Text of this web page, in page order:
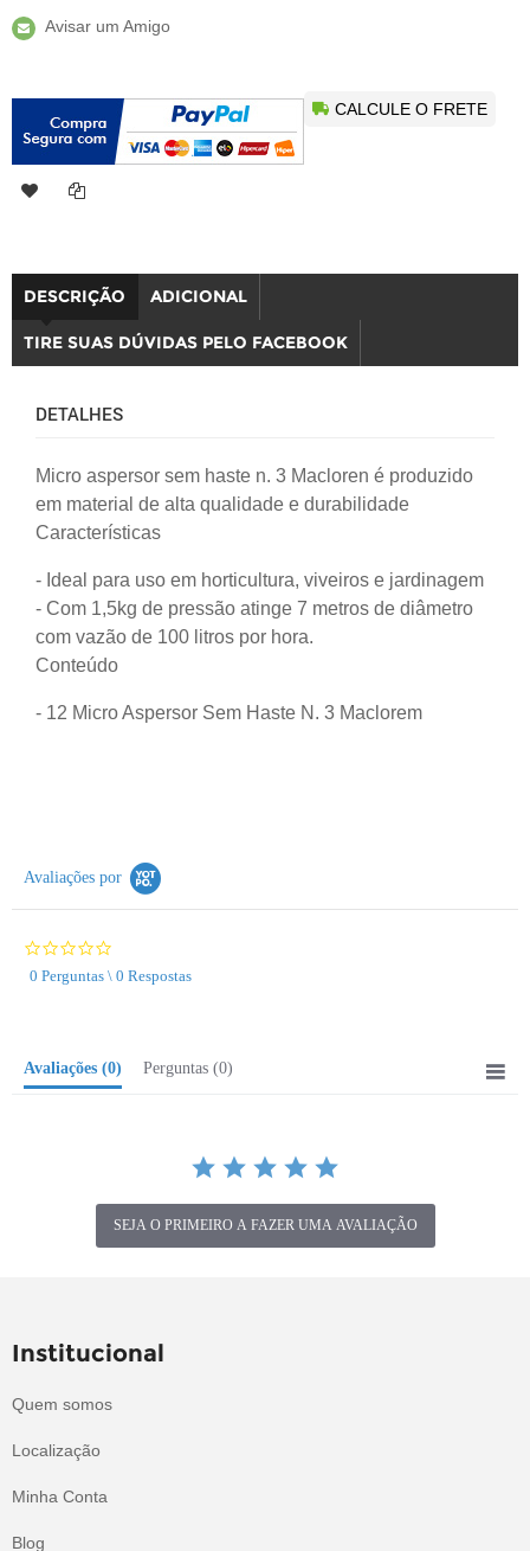
Avisar um Amigo
CALCULE O FRETE
DESCRIÇÃO ADICIONAL
TIRE SUAS DÚVIDAS PELO FACEBOOK
DETALHES
Micro aspersor sem haste n. 3 Macloren é produzido
em material de alta qualidade e durabilidade
Características
- Ideal para uso em horticultura, viveiros e jardinagem
- Com 1,5kg de pressão atinge 7 metros de diâmetro
com vazão de 100 litros por hora.
Conteúdo
- 12 Micro Aspersor Sem Haste N. 3 Maclorem
Avaliações por
star
0 Perguntas \ 0 Respostas
Avaliações (0) Perguntas (0)
SEJA O PRIMEIRO A FAZER UMA AVALIAÇÃO
Institucional
Quem somos
Localização
Minha Conta
Blog